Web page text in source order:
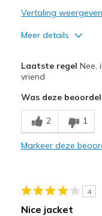
Vertaling weergeven
Meer details
Attractive Design
Breathe Well
Comfortable
Beste
Width
Sizing
Laatste regel Nee,
vriend
Was deze
2 1
Markeer deze
4
Nice jacket